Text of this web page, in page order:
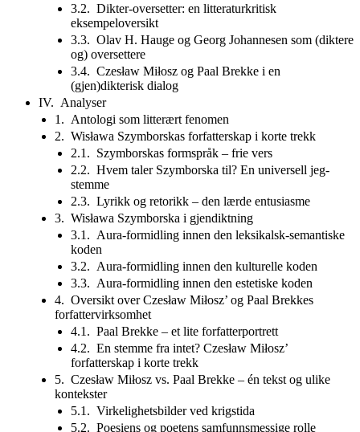
3.2. Dikter-oversetter: en litteraturkritisk
eksempeloversikt
3.3. Olav H. Hauge og Georg Johannesen som (diktere
og) oversettere
3.4. Czesław Miłosz og Paal Brekke i en
(gjen)dikterisk dialog
IV. Analyser
1. Antologi som litterært fenomen
2. Wisława Szymborskas forfatterskap i korte trekk
2.1. Szymborskas formspråk – frie vers
2.2. Hvem taler Szymborska til? En universell jeg-
stemme
2.3. Lyrikk og retorikk – den lærde entusiasme
3. Wisława Szymborska i gjendiktning
3.1. Aura-formidling innen den leksikalsk-semantiske
koden
3.2. Aura-formidling innen den kulturelle koden
3.3. Aura-formidling innen den estetiske koden
4. Oversikt over Czesław Miłosz’ og Paal Brekkes
forfattervirksomhet
4.1. Paal Brekke – et lite forfatterportrett
4.2. En stemme fra intet? Czesław Miłosz’
forfatterskap i korte trekk
5. Czesław Miłosz vs. Paal Brekke – én tekst og ulike
kontekster
5.1. Virkelighetsbilder ved krigstida
5.2. Poesiens og poetens samfunnsmessige rolle